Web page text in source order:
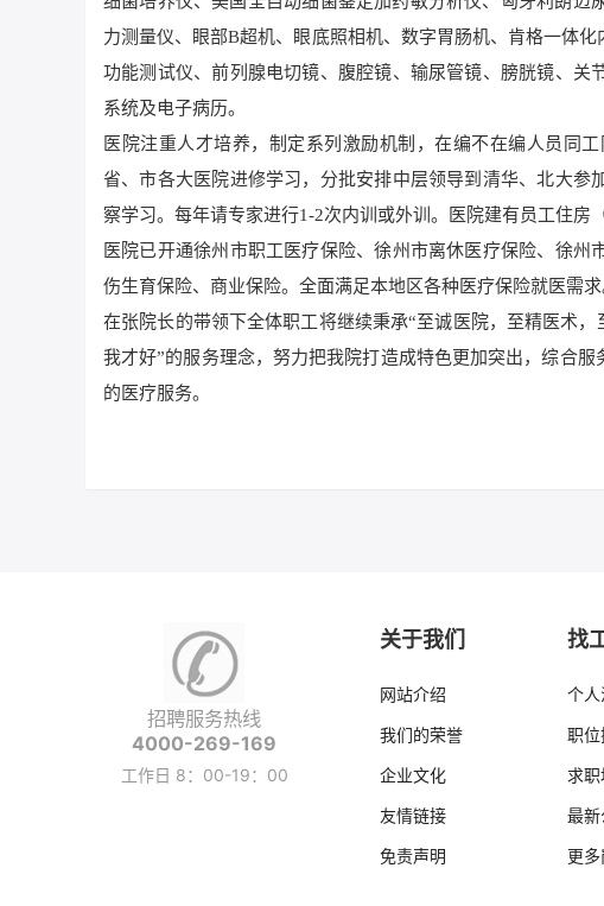
力测量仪、眼部B超机、眼底照相机、数字胃肠机、肯格一体
功能测试仪、前列腺电切镜、腹腔镜、输尿管镜、膀胱镜、
系统及电子病历。
医院注重人才培养，制定系列激励机制，在编不在编人员同
省、市各大医院进修学习，分批安排中层领导到清华、北大
察学习。每年请专家进行1-2次内训或外训。医院建有员工住房
医院已开通徐州市职工医疗保险、徐州市离休医疗保险、徐
伤生育保险、商业保险。全面满足本地区各种医疗保险就医需求
在张院长的带领下全体职工将继续秉承“至诚医院，至精医术
我才好”的服务理念，努力把我院打造成特色更加突出，综合
的医疗服务。
招聘服务热线
4000-269-169
工作日 8：00-19：00
关于我们
网站介绍
我们的荣誉
企业文化
友情链接
免责声明
找
个
职
求
最新
更